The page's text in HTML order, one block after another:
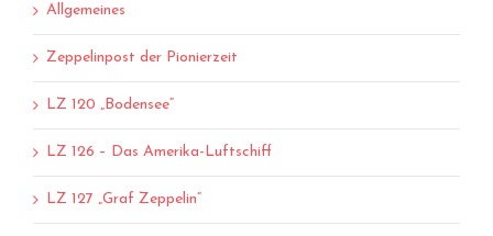
Allgemeines
Zeppelinpost der Pionierzeit
LZ 120 „Bodensee“
LZ 126 – Das Amerika-Luftschiff
LZ 127 „Graf Zeppelin“